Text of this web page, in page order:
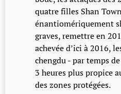
quatre filles Shan
énantiomériquement
graves, remettre en
achevée d’ici à 2016,
chengdu - par temps
3 heures plus propice
des zones protégées.